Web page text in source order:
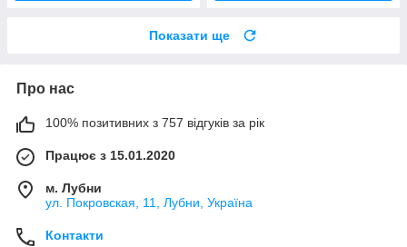
Показати ще
Про нас
100% позитивних з 757 відгуків за рік
Працює з 15.01.2020
м. Лубни
ул. Покровская, 11, Лубни, Україна
Контакти